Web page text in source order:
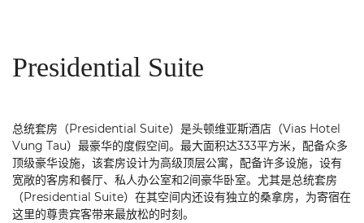
Presidential Suite
总统套房（Presidential Suite）是头顿维亚斯酒店（Vias Hotel
Vung Tau）最豪华的度假空间。最大面积达333平方米，配备众多
顶级豪华设施，该套房设计为高级顶层公寓，配备许多设施，设有
宽敞的客房和餐厅、私人办公室和2间豪华卧室。尤其是总统套房
（Presidential Suite）在其空间内还设有独立的桑拿房，为寄宿在
这里的尊贵宾客带来最放松的时刻。